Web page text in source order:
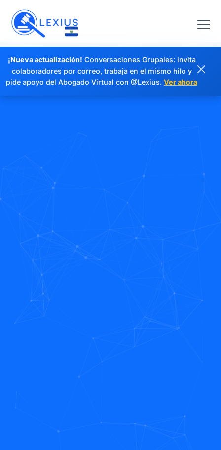
¡Nueva actualización! Conversaciones Grupales: invita
colaboradores por correo, trabaja en el mismo hilo y
pide apoyo del Abogado Virtual con @Lexius. Ver ahora